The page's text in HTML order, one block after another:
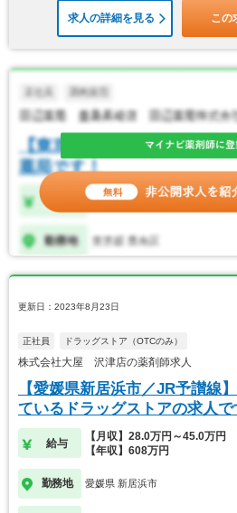
求人の詳細を見る この
更新日：2023年8月23日
正社員 ドラッグストア（OTCのみ）
株式会社大屋 沢津店の薬剤師求人
【愛媛県新居浜市／JR予讃線
ているドラッグストアの求人で
給与
【月収】28.0万円～45.0万円
【年収】608万円
勤務地 愛媛県 新居浜市